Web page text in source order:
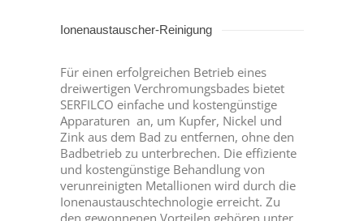
Ionenaustauscher-Reinigung
Für einen erfolgreichen Betrieb eines
dreiwertigen Verchromungsbades bietet
SERFILCO einfache und kostengünstige
Apparaturen an, um Kupfer, Nickel und
Zink aus dem Bad zu entfernen, ohne den
Badbetrieb zu unterbrechen. Die effiziente
und kostengünstige Behandlung von
verunreinigten Metallionen wird durch die
Ionenaustauschtechnologie erreicht. Zu